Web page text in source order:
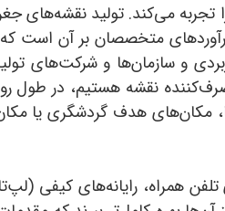
می‌کند. تولید نقشه‌های
متخصصان بر آن است که
و سازمان‌ها و شرکت‌های
نقشه هستیم، در طول روز
مکان‌های هدف گردشگری یا
همراه، ر‌ایانه‌های کیفی